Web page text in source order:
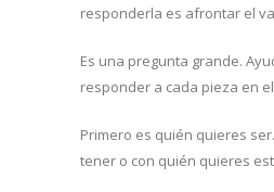
responderla es afrontar el
Es una pregunta grande.
responder a cada pieza en
Primero es quién quieres
tener o con quién quieres